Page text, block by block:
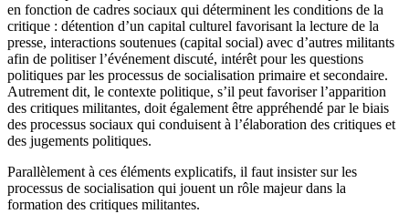
en fonction de cadres sociaux qui déterminent les conditions de la
critique : détention d’un capital culturel favorisant la lecture de la
presse, interactions soutenues (capital social) avec d’autres militants
afin de politiser l’événement discuté, intérêt pour les questions
politiques par les processus de socialisation primaire et secondaire.
Autrement dit, le contexte politique, s’il peut favoriser l’apparition
des critiques militantes, doit également être appréhendé par le biais
des processus sociaux qui conduisent à l’élaboration des critiques et
des jugements politiques.
Parallèlement à ces éléments explicatifs, il faut insister sur les
processus de socialisation qui jouent un rôle majeur dans la
formation des critiques militantes.